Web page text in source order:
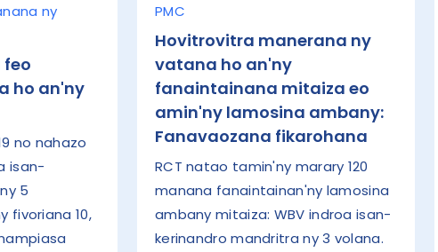
ny
ho an'ny
no nahazo
isan-
5
fivoriana 10,
PMC
Hovitrovitra manerana ny
vatana ho an'ny
fanaintainana mitaiza eo
amin'ny lamosina ambany:
Fanavaozana fikarohana
RCT natao tamin'ny marary 120
manana fanaintainan'ny lamosina
ambany mitaiza: WBV indroa isan-
kerinandro mandritra ny 3 volana.